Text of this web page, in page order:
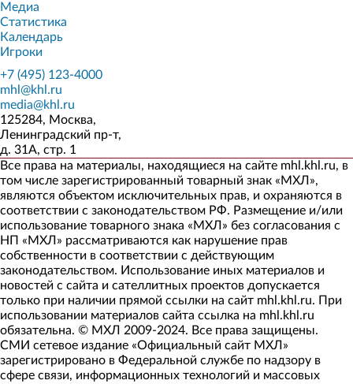
Медиа
Статистика
Календарь
Игроки
+7 (495) 123-4000
mhl@khl.ru
media@khl.ru
125284, Москва,
Ленинградский пр-т,
д. 31А, стр. 1
Все права на материалы, находящиеся на сайте mhl.khl.ru, в
том числе зарегистрированный товарный знак «МХЛ»,
являются объектом исключительных прав, и охраняются в
соответствии с законодательством РФ. Размещение и/или
использование товарного знака «МХЛ» без согласования с
НП «МХЛ» рассматриваются как нарушение прав
собственности в соответствии с действующим
законодательством. Использование иных материалов и
новостей с сайта и сателлитных проектов допускается
только при наличии прямой ссылки на сайт mhl.khl.ru. При
использовании материалов сайта ссылка на mhl.khl.ru
обязательна. © МХЛ 2009-2024. Все права защищены.
СМИ сетевое издание «Официальный сайт МХЛ»
зарегистрировано в Федеральной службе по надзору в
сфере связи, информационных технологий и массовых